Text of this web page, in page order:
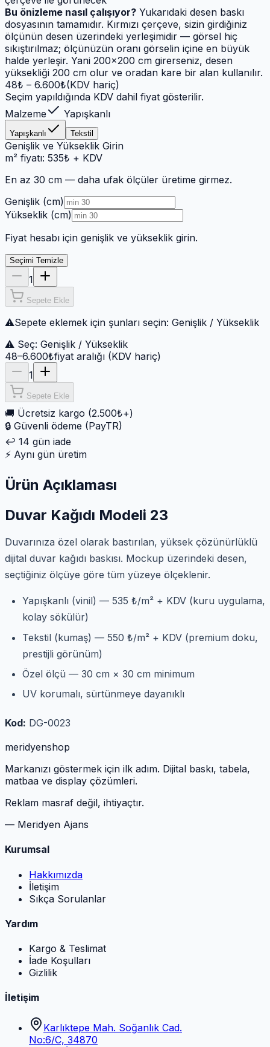
Bu önizleme nasıl çalışıyor? Yukarıdaki desen baskı
dosyasının tamamıdır. Kırmızı çerçeve, sizin girdiğiniz
ölçünün desen üzerindeki yerleşimidir — görsel hiç
sıkıştırılmaz; ölçünüzün oranı görselin içine en büyük
halde yerleşir. Yani 200×200 cm girerseniz, desen
yüksekliği 200 cm olur ve oradan kare bir alan kullanılır.
48₺ – 6.600₺(KDV hariç)
Seçim yapıldığında KDV dahil fiyat gösterilir.
Malzeme
Yapışkanlı
Yapışkanlı Tekstil
Genişlik ve Yükseklik Girin
m² fiyatı: 535₺ + KDV
En az 30 cm — daha ufak ölçüler üretime girmez.
Genişlik (cm)
Yükseklik (cm)
Fiyat hesabı için genişlik ve yükseklik girin.
Seçimi Temizle
1
Sepete Ekle
⚠Sepete eklemek için şunları seçin: Genişlik / Yükseklik
⚠ Seç: Genişlik / Yükseklik
48–6.600₺fiyat aralığı (KDV hariç)
1
Sepete Ekle
🚚 Ücretsiz kargo (2.500₺+)
🔒 Güvenli ödeme (PayTR)
↩️ 14 gün iade
⚡ Aynı gün üretim
Ürün Açıklaması
Duvar Kağıdı Modeli 23
Duvarınıza özel olarak bastırılan, yüksek çözünürlüklü
dijital duvar kağıdı baskısı. Mockup üzerindeki desen,
seçtiğiniz ölçüye göre tüm yüzeye ölçeklenir.
Yapışkanlı (vinil) — 535 ₺/m² + KDV (kuru uygulama,
kolay sökülür)
Tekstil (kumaş) — 550 ₺/m² + KDV (premium doku,
prestijli görünüm)
Özel ölçü — 30 cm × 30 cm minimum
UV korumalı, sürtünmeye dayanıklı
Kod: DG-0023
meridyenshop
Markanızı göstermek için ilk adım. Dijital baskı, tabela,
matbaa ve display çözümleri.
Reklam masraf değil, ihtiyaçtır.
— Meridyen Ajans
Kurumsal
Hakkımızda
İletişim
Sıkça Sorulanlar
Yardım
Kargo & Teslimat
İade Koşulları
Gizlilik
İletişim
Karlıktepe Mah. Soğanlık Cad.
No:6/C, 34870